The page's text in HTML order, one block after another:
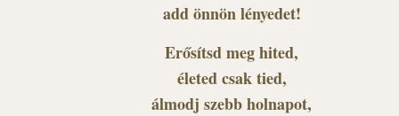
add önnön lényedet!
Erősítsd meg hited,
életed csak tied,
álmodj szebb holnapot,